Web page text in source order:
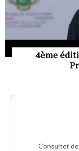
4ème
Consulter